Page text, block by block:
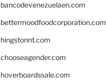
bancodevenezuelaen.com
bettermoodfoodcorporation.com
hingstonnt.com
chooseagender.com
hoverboardssale.com